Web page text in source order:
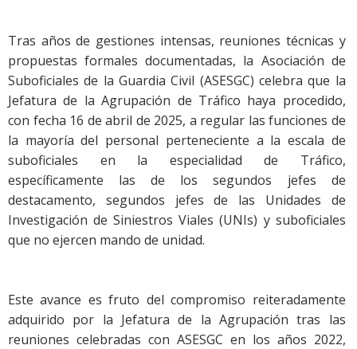
Tras años de gestiones intensas, reuniones técnicas y
propuestas formales documentadas, la Asociación de
Suboficiales de la Guardia Civil (ASESGC) celebra que la
Jefatura de la Agrupación de Tráfico haya procedido,
con fecha 16 de abril de 2025, a regular las funciones de
la mayoría del personal perteneciente a la escala de
suboficiales en la especialidad de Tráfico,
específicamente las de los segundos jefes de
destacamento, segundos jefes de las Unidades de
Investigación de Siniestros Viales (UNIs) y suboficiales
que no ejercen mando de unidad.
Este avance es fruto del compromiso reiteradamente
adquirido por la Jefatura de la Agrupación tras las
reuniones celebradas con ASESGC en los años 2022,